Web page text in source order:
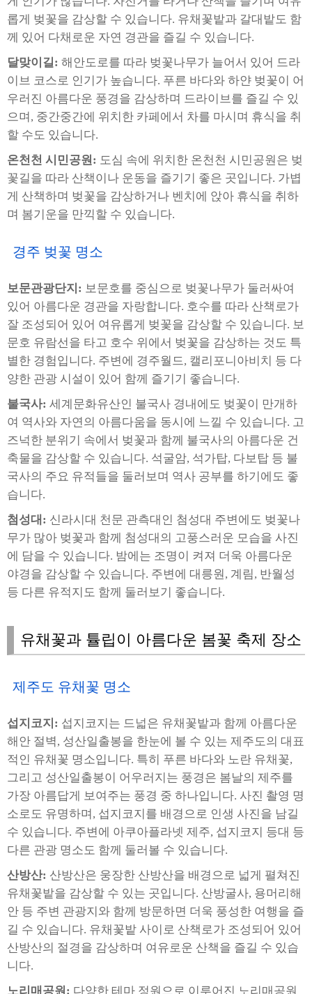
롭게 벚꽃을 감상할 수 있습니다. 유채꽃밭과 갈대밭도 함
께 있어 다채로운 자연 경관을 즐길 수 있습니다.
달맞이길: 해안도로를 따라 벚꽃나무가 늘어서 있어 드라
이브 코스로 인기가 높습니다. 푸른 바다와 하얀 벚꽃이 어
우러진 아름다운 풍경을 감상하며 드라이브를 즐길 수 있
으며, 중간중간에 위치한 카페에서 차를 마시며 휴식을 취
할 수도 있습니다.
온천천 시민공원: 도심 속에 위치한 온천천 시민공원은 벚
꽃길을 따라 산책이나 운동을 즐기기 좋은 곳입니다. 가볍
게 산책하며 벚꽃을 감상하거나 벤치에 앉아 휴식을 취하
며 봄기운을 만끽할 수 있습니다.
경주 벚꽃 명소
보문관광단지: 보문호를 중심으로 벚꽃나무가 둘러싸여
있어 아름다운 경관을 자랑합니다. 호수를 따라 산책로가
잘 조성되어 있어 여유롭게 벚꽃을 감상할 수 있습니다. 보
문호 유람선을 타고 호수 위에서 벚꽃을 감상하는 것도 특
별한 경험입니다. 주변에 경주월드, 캘리포니아비치 등 다
양한 관광 시설이 있어 함께 즐기기 좋습니다.
불국사: 세계문화유산인 불국사 경내에도 벚꽃이 만개하
여 역사와 자연의 아름다움을 동시에 느낄 수 있습니다. 고
즈넉한 분위기 속에서 벚꽃과 함께 불국사의 아름다운 건
축물을 감상할 수 있습니다. 석굴암, 석가탑, 다보탑 등 불
국사의 주요 유적들을 둘러보며 역사 공부를 하기에도 좋
습니다.
첨성대: 신라시대 천문 관측대인 첨성대 주변에도 벚꽃나
무가 많아 벚꽃과 함께 첨성대의 고풍스러운 모습을 사진
에 담을 수 있습니다. 밤에는 조명이 켜져 더욱 아름다운
야경을 감상할 수 있습니다. 주변에 대릉원, 계림, 반월성
등 다른 유적지도 함께 둘러보기 좋습니다.
유채꽃과 튤립이 아름다운 봄꽃 축제 장소
제주도 유채꽃 명소
섭지코지: 섭지코지는 드넓은 유채꽃밭과 함께 아름다운
해안 절벽, 성산일출봉을 한눈에 볼 수 있는 제주도의 대표
적인 유채꽃 명소입니다. 특히 푸른 바다와 노란 유채꽃,
그리고 성산일출봉이 어우러지는 풍경은 봄날의 제주를
가장 아름답게 보여주는 풍경 중 하나입니다. 사진 촬영 명
소로도 유명하며, 섭지코지를 배경으로 인생 사진을 남길
수 있습니다. 주변에 아쿠아플라넷 제주, 섭지코지 등대 등
다른 관광 명소도 함께 둘러볼 수 있습니다.
산방산: 산방산은 웅장한 산방산을 배경으로 넓게 펼쳐진
유채꽃밭을 감상할 수 있는 곳입니다. 산방굴사, 용머리해
안 등 주변 관광지와 함께 방문하면 더욱 풍성한 여행을 즐
길 수 있습니다. 유채꽃밭 사이로 산책로가 조성되어 있어
산방산의 절경을 감상하며 여유로운 산책을 즐길 수 있습
니다.
노리매공원: 다양한 테마 정원으로 이루어진 노리매공원